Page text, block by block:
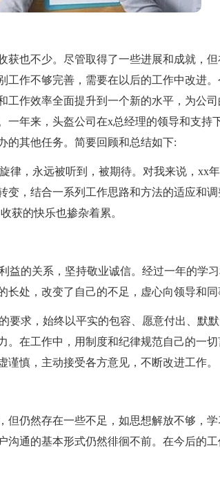
也不少。尽管取得了一些进展和成就，但
工作不够完善，需要在以后的工作中改进
工作效率全面提升到一个新的水平，为公
一年来，头盔公司在x总经理的领导和支持
的其他任务。简要回顾和总结如下:
，永远被听到，被期待。对我来说，xx
变，结合一系列工作思路和方法的适应和
获的快乐也掺杂着累。
的关系，坚持敬业诚信。经过一年的学习
处，改变了自己的不足，虚心向领导和同
求，始终以平实的包容、愿意付出、默默
。在工作中，用制度和纪律规范自己的一
慎，主动接受各方意见，不断改进工作。
仍然存在一些不足，如思想解放不够，学
沟通的基本形式仍然徘徊不前。在今后的